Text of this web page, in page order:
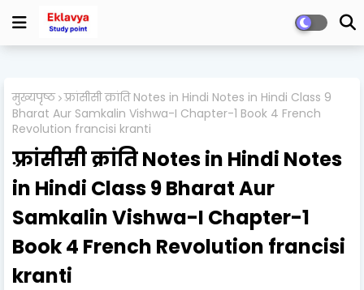
मुख्यपृष्ठ फ़्रांसीसी क्रांति Notes in Hindi Notes in Hindi Class 9
Bharat Aur Samkalin Vishwa-I Chapter-1 Book 4 French
Revolution francisi kranti
फ़्रांसीसी क्रांति Notes in Hindi Notes
in Hindi Class 9 Bharat Aur
Samkalin Vishwa-I Chapter-1
Book 4 French Revolution francisi
kranti